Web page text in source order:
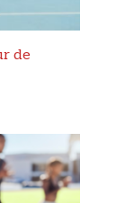
de